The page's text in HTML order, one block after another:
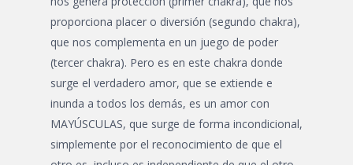
proporciona placer o diversión (segundo chakra),
que nos complementa en un juego de poder
(tercer chakra). Pero es en este chakra donde
surge el verdadero amor, que se extiende e
inunda a todos los demás, es un amor con
MAYÚSCULAS, que surge de forma incondicional,
simplemente por el reconocimiento de que el